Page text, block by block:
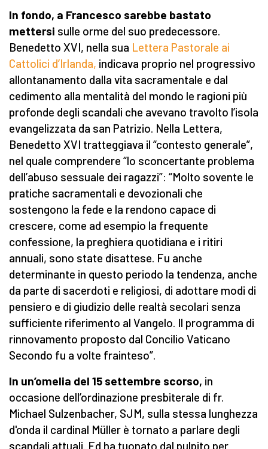
In fondo, a Francesco sarebbe bastato
mettersi sulle orme del suo predecessore.
Benedetto XVI, nella sua Lettera Pastorale ai
Cattolici d’Irlanda, indicava proprio nel progressivo
allontanamento dalla vita sacramentale e dal
cedimento alla mentalità del mondo le ragioni più
profonde degli scandali che avevano travolto l’isola
evangelizzata da san Patrizio. Nella Lettera,
Benedetto XVI tratteggiava il “contesto generale”,
nel quale comprendere “lo sconcertante problema
dell’abuso sessuale dei ragazzi”: “Molto sovente le
pratiche sacramentali e devozionali che
sostengono la fede e la rendono capace di
crescere, come ad esempio la frequente
confessione, la preghiera quotidiana e i ritiri
annuali, sono state disattese. Fu anche
determinante in questo periodo la tendenza, anche
da parte di sacerdoti e religiosi, di adottare modi di
pensiero e di giudizio delle realtà secolari senza
sufficiente riferimento al Vangelo. Il programma di
rinnovamento proposto dal Concilio Vaticano
Secondo fu a volte frainteso”.
In un’omelia del 15 settembre scorso, in
occasione dell’ordinazione presbiterale di fr.
Michael Sulzenbacher, SJM, sulla stessa lunghezza
d'onda il cardinal Müller è tornato a parlare degli
scandali attuali. Ed ha tuonato dal pulpito per